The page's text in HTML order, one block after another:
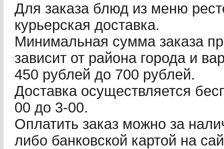
Для заказа блюд из меню
курьерская доставка.
Минимальная сумма заказа
зависит от района города и
450 рублей до 700 рублей.
Доставка осуществляется
00 до 3-00.
Оплатить заказ можно за
либо банковской картой на